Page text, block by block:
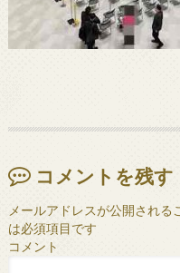
コメントを残す
メールアドレスが公開される
は必須項目です
コメント